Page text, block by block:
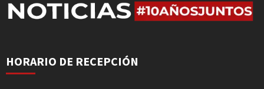
HORARIO DE RECEPCIÓN